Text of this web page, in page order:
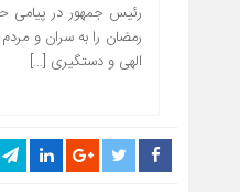
رئیس جمهور در پیامی
رمضان را به سران و
الهی و دستگیری […]